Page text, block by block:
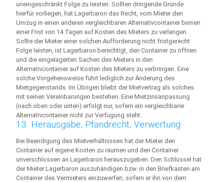
uneingeschränkt Folge zu leisten. Sollten dringende Gründe
hierfür vorliegen, hat Lagerbaron das Recht, vom Mieter den
Umzug in einen anderen vergleichbaren Alternativcontainer binnen
einer Frist von 14 Tagen auf Kosten des Mieters zu verlangen.
Sollte der Mieter einer solchen Aufforderung nicht fristgerecht
Folge leisten, ist Lagerbaron berechtigt, den Container zu öffnen
und die eingelagerten Sachen des Mieters in den
Alternativcontainer auf Kosten des Mieters zu verbringen. Eine
solche Vorgehensweise führt lediglich zur Änderung des
Mietgegenstands. Im Übrigen bleibt der Mietvertrag als solches
mit seinen Vereinbarungen bestehen. Eine Mietzinsanpassung
(nach oben oder unten) erfolgt nur, sofern ein vergleichbarer
Alternativcontainer nicht zur Verfügung steht.
13. Herausgabe, Pfandrecht, Verwertung
Bei Beendigung des Mietverhältnisses hat der Mieter den
Container auf eigene Kosten zu räumen und den Container
unverschlossen an Lagerbaron herauszugeben. Den Schlüssel hat
der Mieter Lagerbaron auszuhändigen bzw. in den Briefkasten am
Container des Vermieters einzuwerfen, sofern er ihn von dem